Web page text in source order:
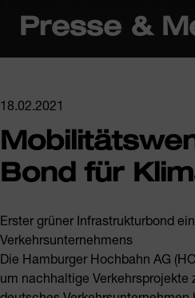
Presse &
18.02.2021
Bond für
Erster grüner Infrastrukturbond
Verkehrsunternehmens
Die Hamburger Hochbahn AG
um nachhaltige Verkehrsprojekte